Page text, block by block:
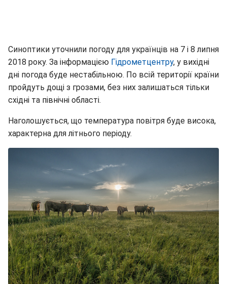
Синоптики уточнили погоду для українців на 7 і 8 липня
2018 року. За інформацією Гідрометцентру, у вихідні
дні погода буде нестабільною. По всій території країни
пройдуть дощі з грозами, без них залишаться тільки
східні та північні області.
Наголошується, що температура повітря буде висока,
характерна для літнього періоду.